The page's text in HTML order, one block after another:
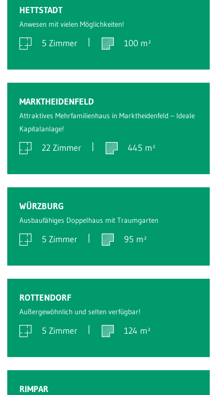
HETTSTADT
Anwesen mit vielen Möglichkeiten!
5 Zimmer 100 m²
MARKTHEIDENFELD
Attraktives Mehrfamilienhaus in Marktheidenfeld – Ideale
Kapitalanlage!
22 Zimmer 445 m²
WÜRZBURG
Ausbaufähiges Doppelhaus mit Traumgarten
5 Zimmer 95 m²
ROTTENDORF
Außergewöhnlich und selten verfügbar!
5 Zimmer 124 m²
RIMPAR